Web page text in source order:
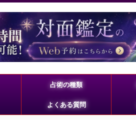
占術の種類
よくある質問